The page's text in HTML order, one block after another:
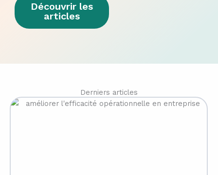
Découvrir les
articles
Derniers articles